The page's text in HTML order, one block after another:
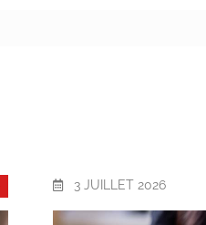
3 JUILLET 2026